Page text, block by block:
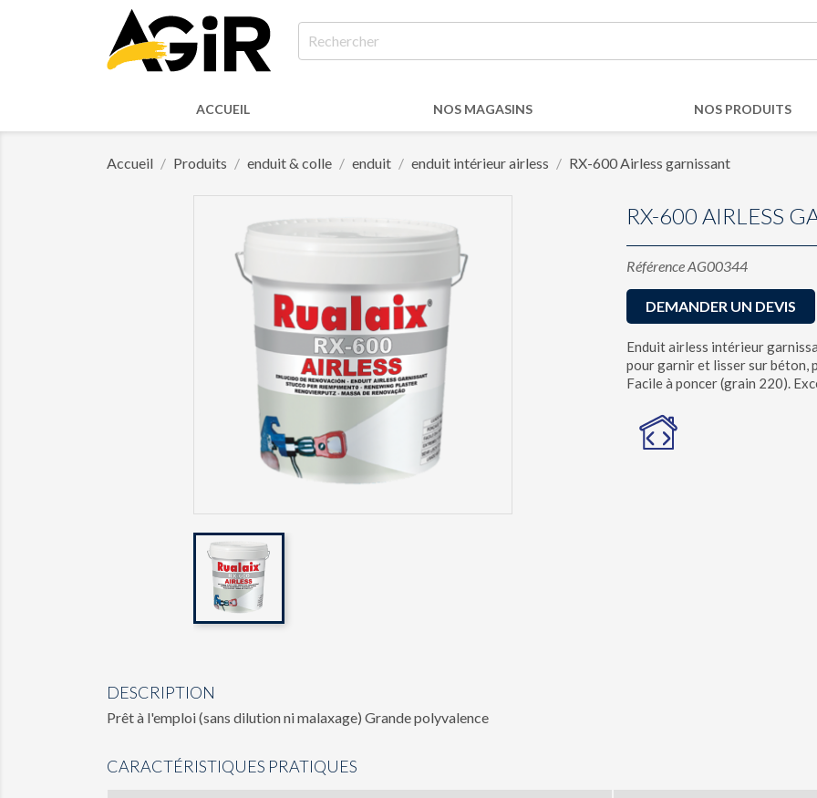
ACCUEIL NOS MAGASINS NOS PRODUITS
Accueil Produits enduit & colle enduit enduit intérieur airless RX-600 Airless garnissant
RX-600 AIRLESS
RéférenceAG00344
DEMANDER UN DEVIS
Enduit airless intérieur
pour garnir et lisser sur béton,
Facile à poncer (grain 220).
DESCRIPTION
Prêt à l'emploi (sans dilution ni malaxage) Grande polyvalence
CARACTÉRISTIQUES PRATIQUES